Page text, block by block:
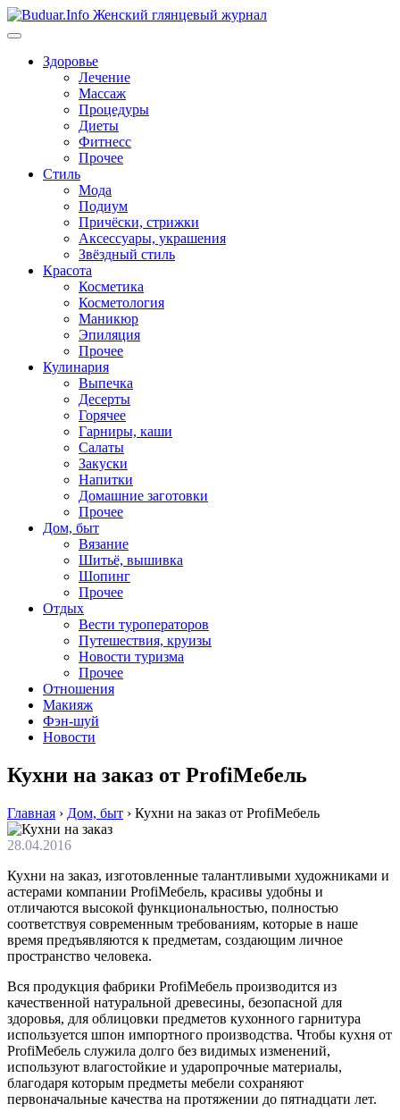
Перейти
к
Здоровье
Лечение
Массаж
Процедуры
Диеты
Фитнесс
Прочее
Стиль
Мода
Подиум
Причёски, стрижки
Аксессуары, украшения
Звёздный стиль
Красота
Косметика
Косметология
Маникюр
Эпиляция
Прочее
Кулинария
Выпечка
Десерты
Горячее
Гарниры, каши
Салаты
Закуски
Напитки
Домашние заготовки
Прочее
Дом, быт
Вязание
Шитьё, вышивка
Шопинг
Прочее
Отдых
Вести туроператоров
Путешествия, круизы
Новости туризма
Прочее
Отношения
Макияж
Фэн-шуй
Новости
Кухни на заказ от ProfiМебель
Главная › Дом, быт › Кухни на заказ от ProfiМебель
28.04.2016
Кухни на заказ, изготовленные талантливыми художниками и
астерами компании ProfiМебель, красивы удобны и
отличаются высокой функциональностью, полностью
соответствуя современным требованиям, которые в наше
время предъявляются к предметам, создающим личное
пространство человека.
Вся продукция фабрики ProfiМебель производится из
качественной натуральной древесины, безопасной для
здоровья, для облицовки предметов кухонного гарнитура
используется шпон импортного производства. Чтобы кухня от
ProfiМебель служила долго без видимых изменений,
используют влагостойкие и ударопрочные материалы,
благодаря которым предметы мебели сохраняют
первоначальные качества на протяжении до пятнадцати лет.